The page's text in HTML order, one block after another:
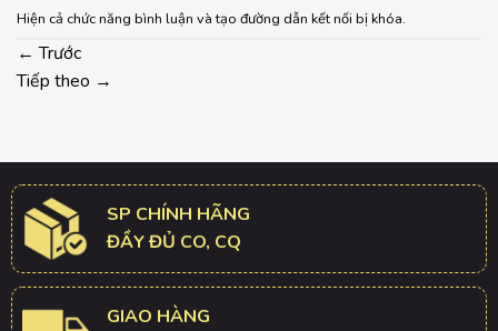
Hiện cả chức năng bình luận và tạo đường dẫn kết nối bị khóa.
← Trước
Tiếp theo →
SP CHÍNH HÃNG
ĐẦY ĐỦ CO, CQ
GIAO HÀNG